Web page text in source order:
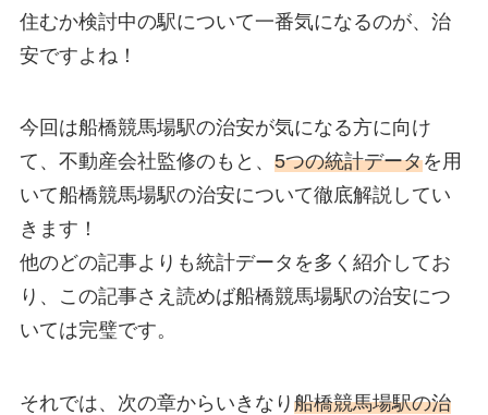
住むか検討中の駅について一番気になるのが、治
安ですよね！
今回は船橋競馬場駅の治安が気になる方に向け
て、不動産会社監修のもと、 5つの統計データを用
いて船橋競馬場駅の治安について徹底解説してい
きます！
他のどの記事よりも統計データを多く紹介してお
り、この記事さえ読めば船橋競馬場駅の治安につ
いては完璧です。
それでは、次の章からいきなり 船橋競馬場駅の治